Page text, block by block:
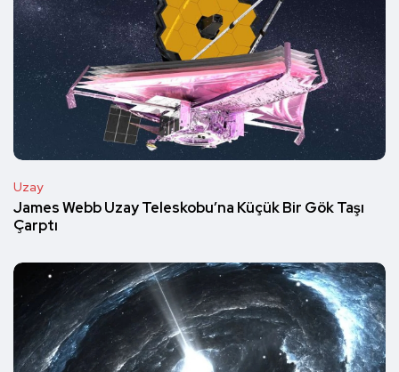
Uzay
James Webb Uzay Teleskobu’na Küçük Bir Gök Taşı
Çarptı